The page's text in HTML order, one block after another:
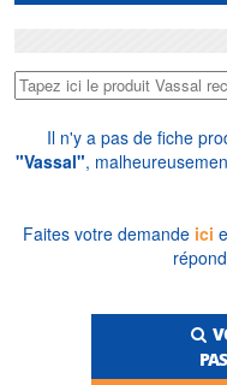
Il n'y a pas de fiche
"Vassal",
Faites votre demande ici